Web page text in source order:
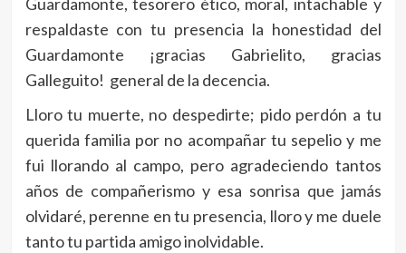
respaldaste con tu presencia la honestidad del
Guardamonte ¡gracias Gabrielito, gracias
Galleguito! general de la decencia.
Lloro tu muerte, no despedirte; pido perdón a tu
querida familia por no acompañar tu sepelio y me
fui llorando al campo, pero agradeciendo tantos
años de compañerismo y esa sonrisa que jamás
olvidaré, perenne en tu presencia, lloro y me duele
tanto tu partida amigo inolvidable.